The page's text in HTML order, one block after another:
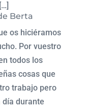
Berta
os hiciéramos
Por vuestro
todos los
cosas que
trabajo pero
día durante